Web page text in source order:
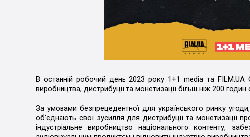
В останній робочий день 2023 року 1+1 media та
виробництва, дистрибуції та монетизації більш ніж 200 годин
За умовами безпрецедентної для українського ринку
об’єднають свої зусилля для дистрибуції та монетизації
індустріальне виробництво національного контенту,